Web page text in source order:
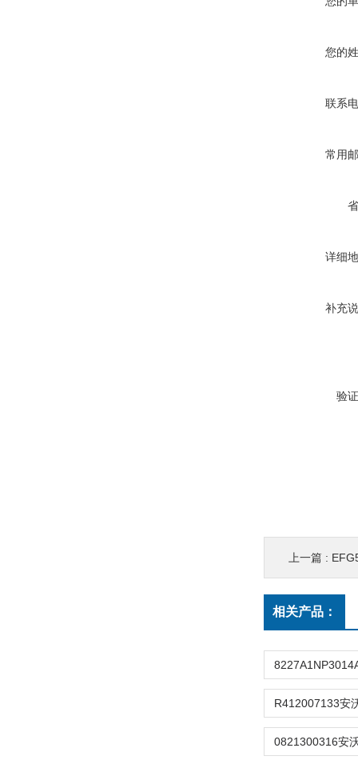
您的
联系
常用
详细
补充
验
上一篇 :
相关产品：